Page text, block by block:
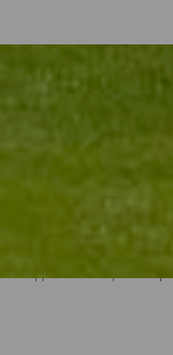
significa colpire la pallina su
in un clima con
dei campi delle isole sono
in molti casi si trovano
appositamente pensato